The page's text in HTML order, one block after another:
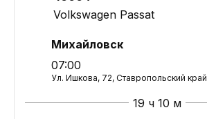
Volkswagen Passat
Михайловск
07:00
Ул. Ишкова, 72, Ставропольский край
19 ч 10 м